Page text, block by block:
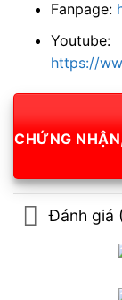
Fanpage:
Youtube:
https://
CHỨNG
Đánh giá